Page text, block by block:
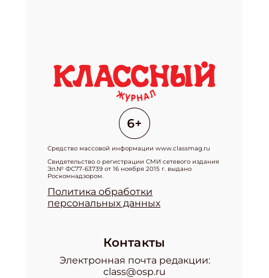
Средство массовой информации www.classmag.ru
Свидетельство о регистрации СМИ сетевого издания
Эл.№ ФС77-63739 от 16 ноября 2015 г. выдано
Роскомнадзором.
Политика обработки
персональных данных
Контакты
Электронная почта редакции:
class@osp.ru